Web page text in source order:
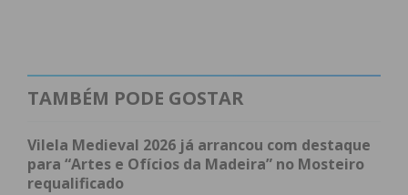
obtenha de forma regular a informação
atualizada.
TAMBÉM PODE GOSTAR
Vilela Medieval 2026 já arrancou com destaque
para “Artes e Ofícios da Madeira” no Mosteiro
requalificado